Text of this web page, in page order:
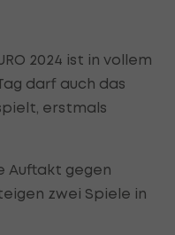
2024 ist in vollem
darf auch das
erstmals
Auftakt gegen
zwei Spiele in